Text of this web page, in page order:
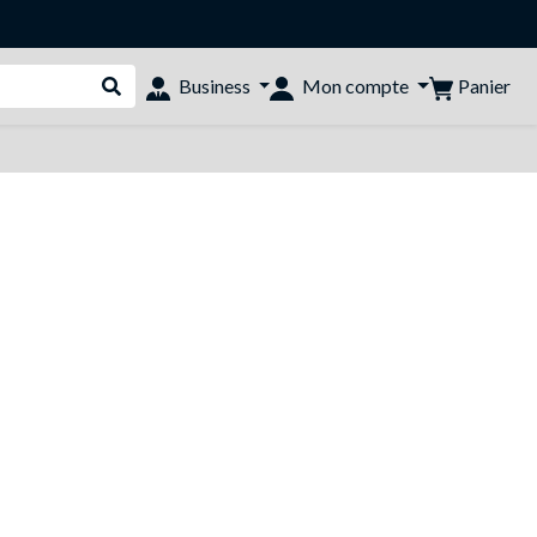
Rechercher dans le shop
Business Mon compte Panier